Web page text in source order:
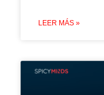
LEER MÁS »